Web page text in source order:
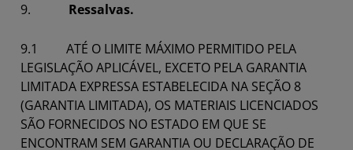
9. Ressalvas.
9.1 ATÉ O LIMITE MÁXIMO PERMITIDO PELA
LEGISLAÇÃO APLICÁVEL, EXCETO PELA GARANTIA
LIMITADA EXPRESSA ESTABELECIDA NA SEÇÃO 8
(GARANTIA LIMITADA), OS MATERIAIS LICENCIADOS
SÃO FORNECIDOS NO ESTADO EM QUE SE
ENCONTRAM SEM GARANTIA OU DECLARAÇÃO DE